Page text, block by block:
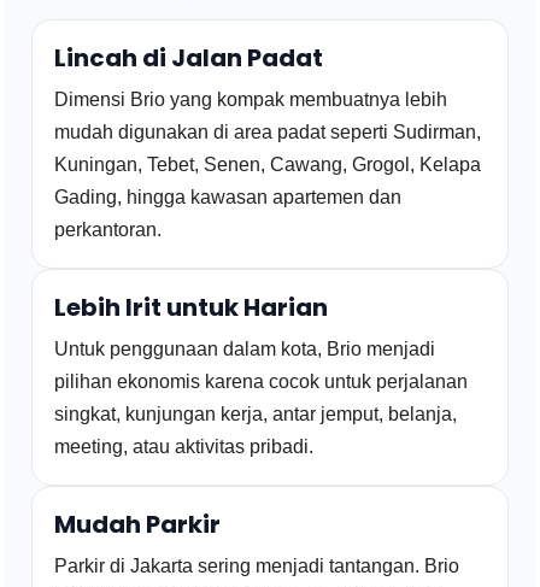
Lincah di Jalan Padat
Dimensi Brio yang kompak membuatnya lebih
mudah digunakan di area padat seperti Sudirman,
Kuningan, Tebet, Senen, Cawang, Grogol, Kelapa
Gading, hingga kawasan apartemen dan
perkantoran.
Lebih Irit untuk Harian
Untuk penggunaan dalam kota, Brio menjadi
pilihan ekonomis karena cocok untuk perjalanan
singkat, kunjungan kerja, antar jemput, belanja,
meeting, atau aktivitas pribadi.
Mudah Parkir
Parkir di Jakarta sering menjadi tantangan. Brio